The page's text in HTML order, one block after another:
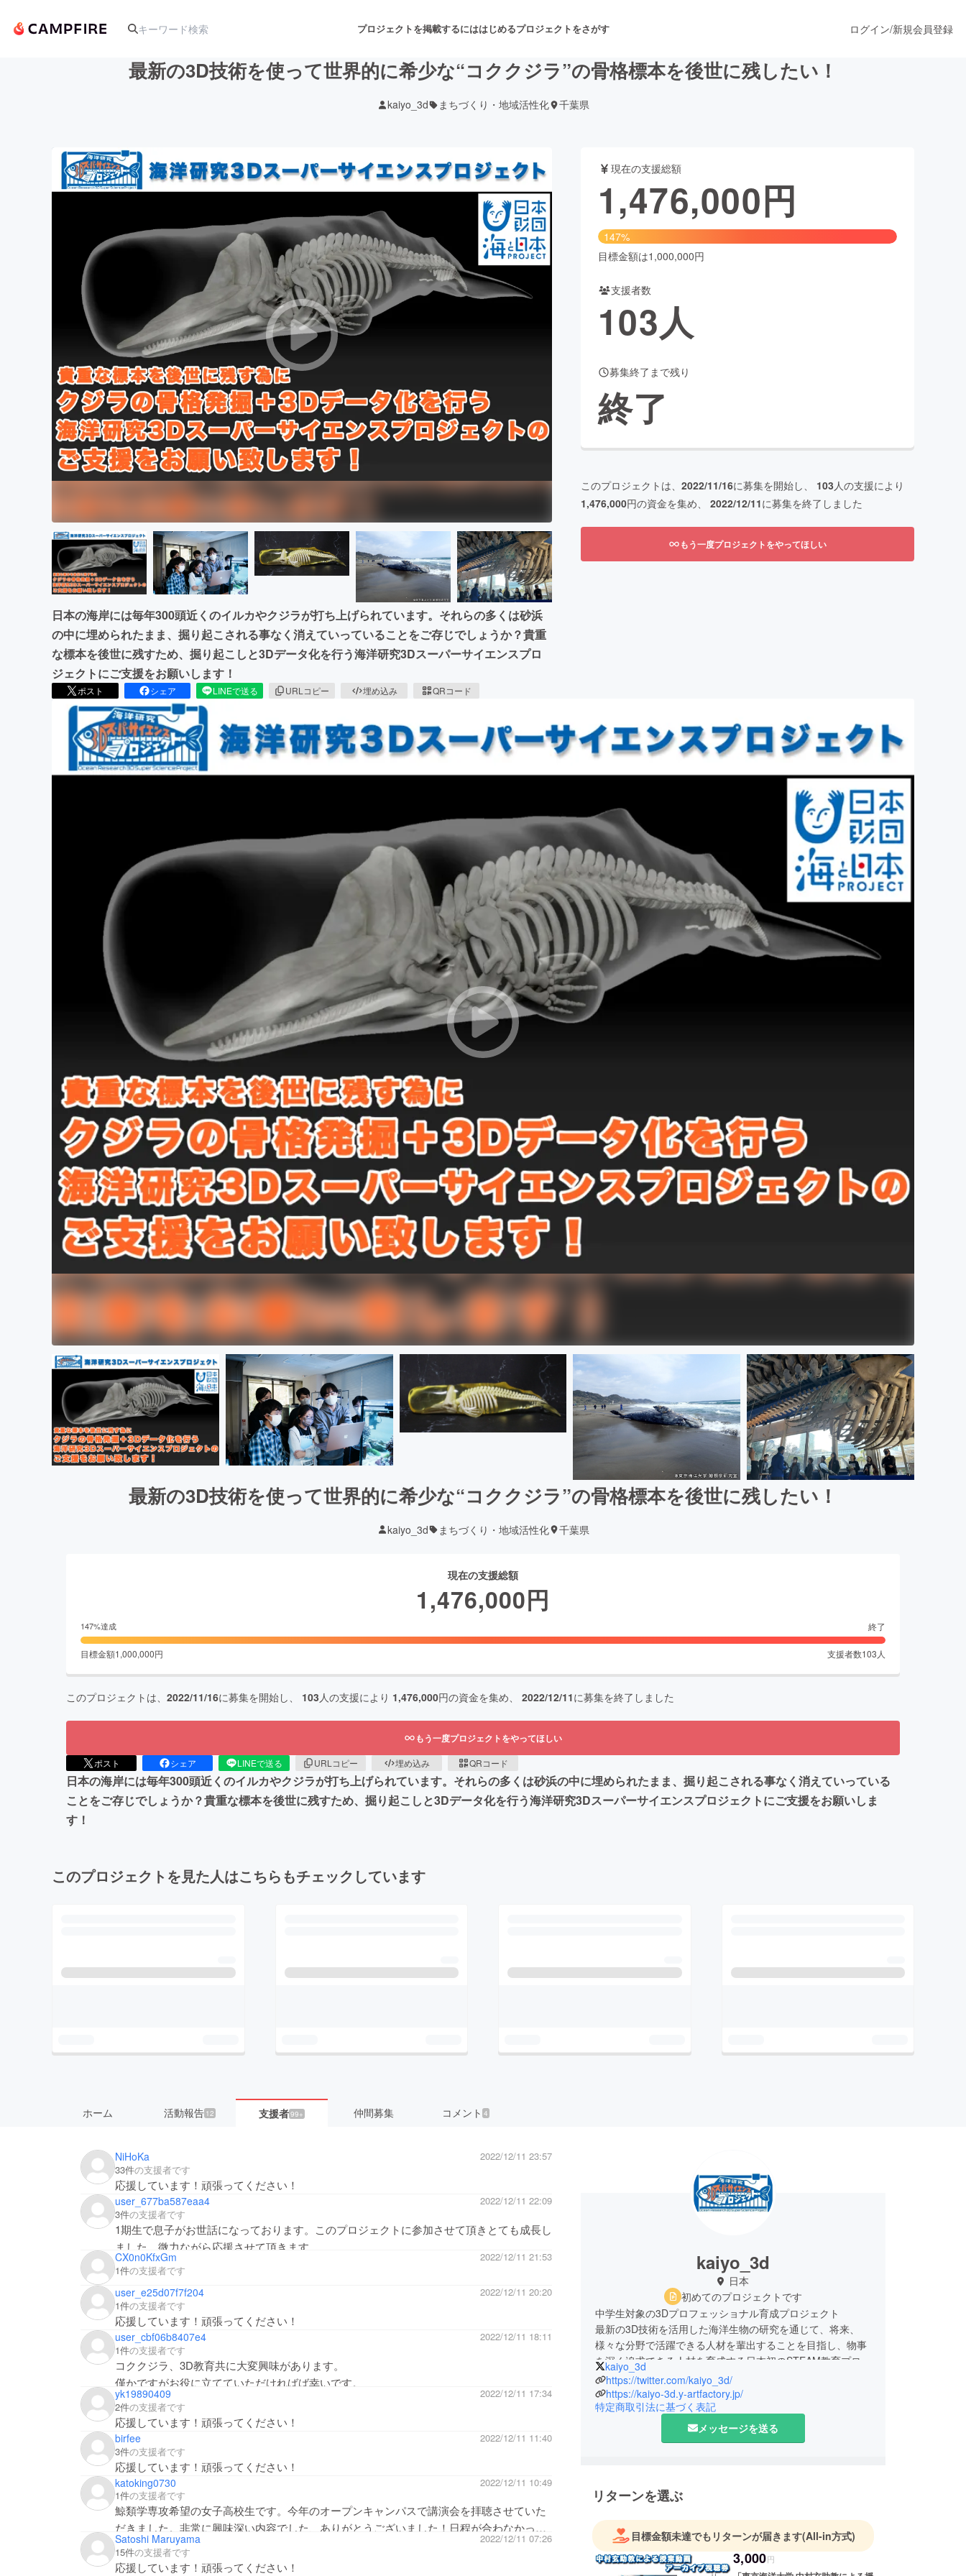
プロジェクトを掲載するにははじめるプロジェクトをさがす
アート・写真 音楽 舞台・パフォーマンス
ゲーム・サービス開発 フード・飲食店 ファッション
書籍・雑誌出版 アニメ・漫画
ビジネス・起業 チャレンジ ビューティー・ヘルスケア
まちづくり・地域活性化
CAMPFIREふるさと納税machi-ya
ログイン/新規会員登録
最新の3D技術を使って世界的に希少な“コククジラ”の骨格標本を後世に残したい！
kaiyo_3d まちづくり・地域活性化 千葉県
日本の海岸には毎年300頭近くのイルカやクジラが打ち上げられています。それらの多くは砂浜
の中に埋められたまま、掘り起こされる事なく消えていっていることをご存じでしょうか？貴重
な標本を後世に残すため、掘り起こしと3Dデータ化を行う海洋研究3Dスーパーサイエンスプロ
ジェクトにご支援をお願いします！
ポスト シェア LINEで送る URLコピー 埋め込み QRコード
現在の支援総額
1,476,000円
147%
目標金額は1,000,000円
支援者数
103人
募集終了まで残り
終了
このプロジェクトは、 2022/11/16に募集を開始し、 103人の支援により
1,476,000円の資金を集め、 2022/12/11に募集を終了しました
もう一度プロジェクトをやってほしい
最新の3D技術を使って世界的に希少な“コククジラ”の骨格標本を後世に残したい！
kaiyo_3d まちづくり・地域活性化 千葉県
現在の支援総額
1,476,000円
147%達成 終了
目標金額1,000,000円 支援者数103 人
このプロジェクトは、 2022/11/16に募集を開始し、 103 人の支援により 1,476,000円の資金を集め、 2022/12/11に募集を終了しました
もう一度プロジェクトをやってほしい
ポスト シェア LINEで送る URLコピー 埋め込み QRコード
日本の海岸には毎年300頭近くのイルカやクジラが打ち上げられています。それらの多くは砂浜の中に埋められたまま、掘り起こされる事なく消えていっている
ことをご存じでしょうか？貴重な標本を後世に残すため、掘り起こしと3Dデータ化を行う海洋研究3Dスーパーサイエンスプロジェクトにご支援をお願いしま
す！
このプロジェクトを見た人はこちらもチェックしています
ホーム 活動報告 12 支援者99+ 仲間募集 コメント 4
NiHoKa
2022/12/11 23:57
33件の支援者です
応援しています！頑張ってください！
user_677ba587eaa4
2022/12/11 22:09
3件の支援者です
1期生で息子がお世話になっております。このプロジェクトに参加させて頂きとても成長し
ました。微力ながら応援させて頂きます。
CX0n0KfxGm
2022/12/11 21:53
1件の支援者です
user_e25d07f7f204
2022/12/11 20:20
1件の支援者です
応援しています！頑張ってください！
user_cbf06b8407e4
2022/12/11 18:11
1件の支援者です
コククジラ、3D教育共に大変興味があります。
僅かですがお役に立てていただければば幸いです。
yk19890409
2022/12/11 17:34
2件の支援者です
応援しています！頑張ってください！
birfee
2022/12/11 11:40
3件の支援者です
応援しています！頑張ってください！
katoking0730
2022/12/11 10:49
1件の支援者です
鯨類学専攻希望の女子高校生です。今年のオープンキャンパスで講演会を拝聴させていた
だきました。非常に興味深い内容でした、ありがとうございました！日程が合わなかった
ので発掘の見学に行けないのがとても残念です。
Satoshi Maruyama
2022/12/11 07:26
15件の支援者です
応援しています！頑張ってください！
kaiyo_3d
日本
初めてのプロジェクトです
中学生対象の3Dプロフェッショナル育成プロジェクト
最新の3D技術を活用した海洋生物の研究を通じて、将来、
様々な分野で活躍できる人材を輩出することを目指し、物事
を深く追求できる人材を育成する日本初のSTEAM教育プロ
ジェクトです。
kaiyo_3d
https://twitter.com/kaiyo_3d/
https://kaiyo-3d.y-artfactory.jp/
特定商取引法に基づく表記
メッセージを送る
リターンを選ぶ
目標金額未達でもリターンが届きます(All-in方式)
3,000円